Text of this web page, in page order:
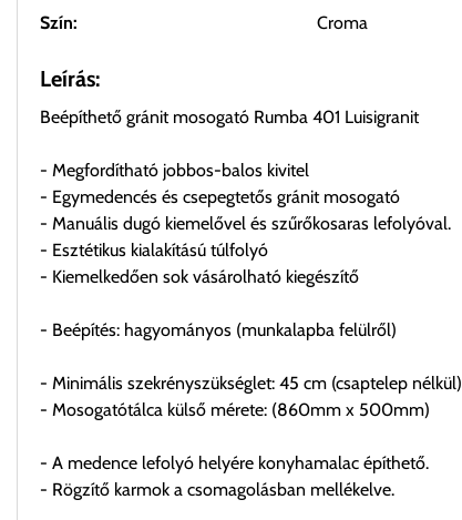
Szín: Croma
Leírás:
Beépíthető gránit mosogató Rumba 401 Luisigranit
- Megfordítható jobbos-balos kivitel
- Egymedencés és csepegtetős gránit mosogató
- Manuális dugó kiemelővel és szűrőkosaras lefolyóval.
- Esztétikus kialakítású túlfolyó
- Kiemelkedően sok vásárolható kiegészítő
- Beépítés: hagyományos (munkalapba felülről)
- Minimális szekrényszükséglet: 45 cm (csaptelep nélkül)
- Mosogatótálca külső mérete: (860mm x 500mm)
- A medence lefolyó helyére konyhamalac építhető.
- Rögzítő karmok a csomagolásban mellékelve.